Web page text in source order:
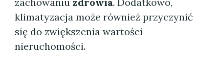
klimatyzacja może również przyczynić
się do zwiększenia wartości
nieruchomości.